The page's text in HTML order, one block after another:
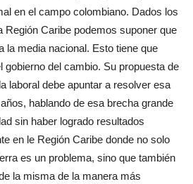
en el campo colombiano. Dados los
Región Caribe podemos suponer que
la media nacional. Esto tiene que
gobierno del cambio. Su propuesta de
laboral debe apuntar a resolver esa
hablando de esa brecha grande
sin haber logrado resultados
en le Región Caribe donde no solo
es un problema, sino que también
la misma de la manera más